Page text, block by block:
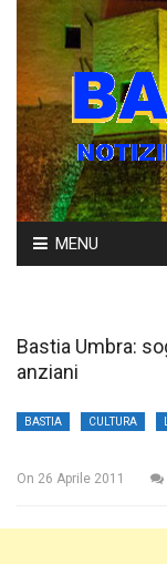
Skip
to
MENU
Bastia Umbra:
anziani
BASTIA CULTURA
On 26 Aprile 2011